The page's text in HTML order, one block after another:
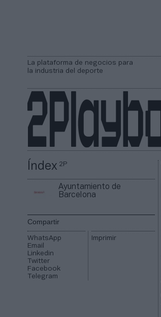
La plataforma de negocios para
la industria del deporte
Índex2P
Ayuntamiento de
Barcelona
Compartir
WhatsApp
Email
Linkedin
Twitter
Facebook
Telegram
Imprimir